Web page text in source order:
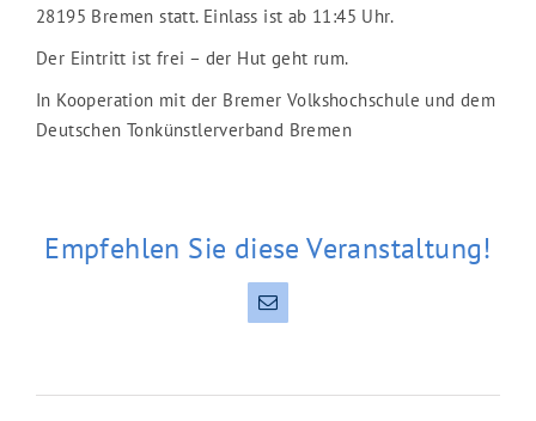
28195 Bremen statt. Einlass ist ab 11:45 Uhr.
Der Eintritt ist frei – der Hut geht rum.
In Kooperation mit der Bremer Volkshochschule und dem
Deutschen Tonkünstlerverband Bremen
Empfehlen Sie diese Veranstaltung!
E-